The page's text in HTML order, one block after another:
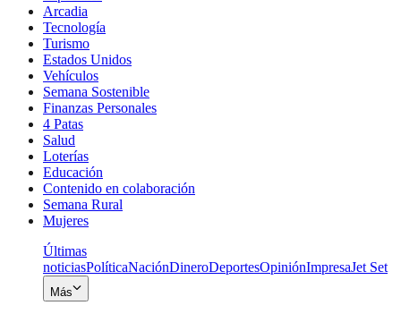
Arcadia
Tecnología
Turismo
Estados Unidos
Vehículos
Semana Sostenible
Finanzas Personales
4 Patas
Salud
Loterías
Educación
Contenido en colaboración
Semana Rural
Mujeres
Últimas
noticiasPolíticaNaciónDineroDeportesOpiniónImpresaJet Set
Más